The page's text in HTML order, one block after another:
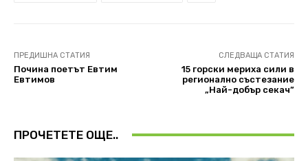
ПРЕДИШНА СТАТИЯ
Почина поетът Евтим
Евтимов
СЛЕДВАЩА СТАТИЯ
15 горски мериха сили в
регионално състезание
„Най-добър секач”
ПРОЧЕТЕТЕ ОЩЕ..